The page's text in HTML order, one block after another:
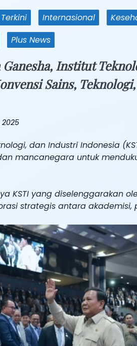
Internasional
Plus News
Ganesha, Institut
Sains,
2025
dan Industri Indonesia
mancanegara untuk
KSTI yang diselenggarakan
strategis antara akademisi,